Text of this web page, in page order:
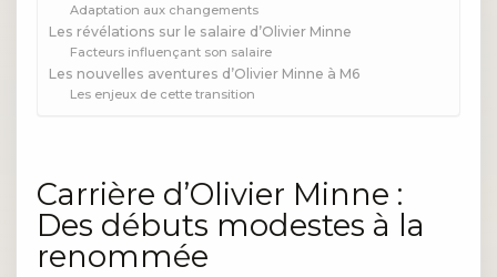
Adaptation aux changements
Les révélations sur le salaire d’Olivier Minne
Facteurs influençant son salaire
Les nouvelles aventures d’Olivier Minne à M6
Les enjeux de cette transition
Carrière d’Olivier Minne :
Des débuts modestes à la
renommée